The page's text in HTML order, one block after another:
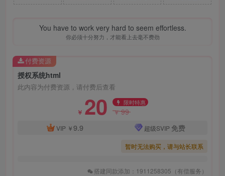
You have to work very hard to seem effortless.
你必须十分努力，才能看上去毫不费劲
授权系统html
此内容为付费资源，请付费后查看
￥ 20 限时特惠
￥99
VIP ￥9.9 超级SVIP 免费
暂时无法购买，请与站长联系
搭建同款添加：1911258305（有偿服务）
付费资源